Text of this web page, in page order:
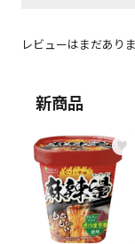
生する場
レビューはまだあり
新商品
♥